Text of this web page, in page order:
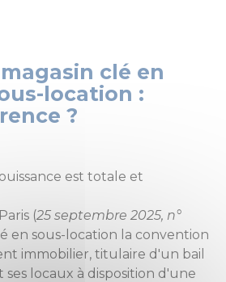
clé en
location :
?
est totale et
(25 septembre 2025, n°
en sous-location la convention
immobilier, titulaire d'un bail
locaux à disposition d'une